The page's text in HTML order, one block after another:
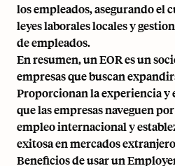
los empleados, asegurando el
leyes laborales locales y
de empleados.
En resumen, un EOR es un
empresas que buscan
Proporcionan la experiencia y
que las empresas naveguen
empleo internacional y
exitosa en mercados
Beneficios de usar un